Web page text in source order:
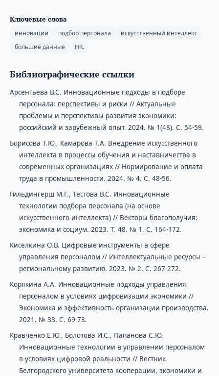
Ключевые слова
инновации подбор персонала
искусственный интеллект
большие данные
HR.
Библиографические ссылки
Арсентьева В.С. Инновационные подходы в подборе
персонала: перспективы и риски // Актуальные
проблемы и перспективы развития экономики:
российский и зарубежный опыт. 2024. № 1(48). С. 54-59.
Борисова Т.Ю., Камарова Т.А. Внедрение искусственного
интеллекта в процессы обучения и наставничества в
современных организациях // Нормирование и оплата
труда в промышленности. 2024. № 4. С. 48-56.
Гильдингерш М.Г., Тестова В.С. Инновационные
технологии подбора персонала (на основе
искусственного интеллекта) // Векторы благополучия:
экономика и социум. 2023. Т. 48. № 1. С. 164-172.
Киселкина О.В. Цифровые инструменты в сфере
управления персоналом // Интеллектуальные ресурсы –
региональному развитию. 2023. № 2. С. 267-272.
Корякина А.А. Инновационные подходы управления
персоналом в условиях цифровизации экономики //
Экономика и эффективность организации производства.
2021. № 33. С. 69-73.
Кравченко Е.Ю., Болотова И.С., Папанова С.Ю.
Инновационные технологии в управлении персоналом
в условиях цифровой реальности // Вестник
Белгородского университета кооперации, экономики и